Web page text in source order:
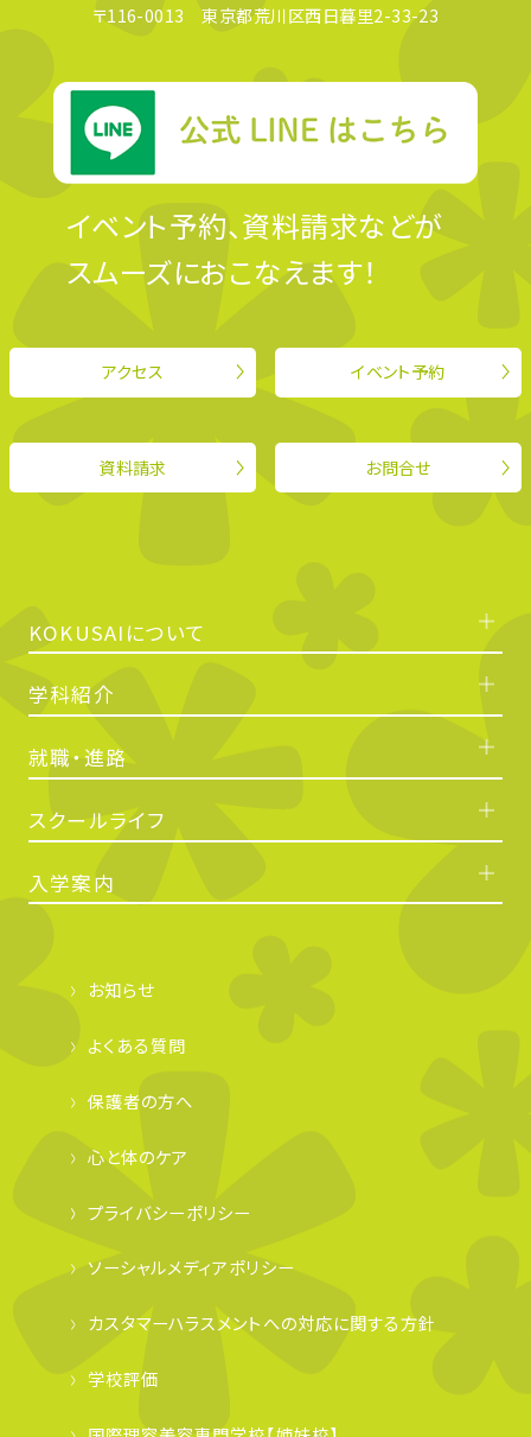
〒116-0013 東京都荒川区西日暮里2-33-23
イベント予約、資料請求などが
スムーズにおこなえます！
アクセス イベント予約
資料請求 お問合せ
KOKUSAIについて
学科紹介
就職・進路
スクールライフ
入学案内
お知らせ
よくある質問
保護者の方へ
心と体のケア
プライバシーポリシー
ソーシャルメディアポリシー
カスタマーハラスメントへの対応に関する方針
学校評価